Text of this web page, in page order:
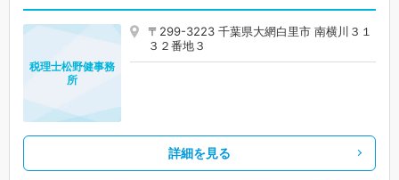
〒299-3223 千葉県大網白里市 南横川３１
３２番地３
税理士松野健事務
所
詳細を見る